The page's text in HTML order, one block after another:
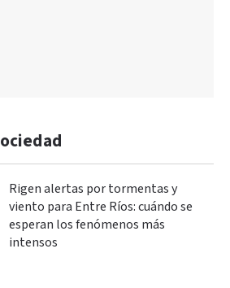
Rigen alertas por tormentas y
viento para Entre Ríos: cuándo se
esperan los fenómenos más
intensos